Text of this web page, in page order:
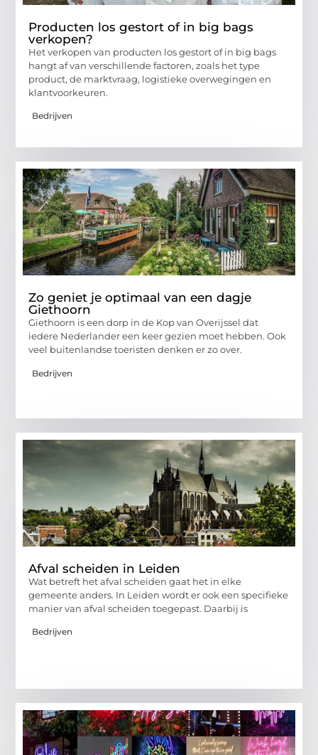
Producten los gestort of in big bags
verkopen?
Het verkopen van producten los gestort of in big bags
hangt af van verschillende factoren, zoals het type
product, de marktvraag, logistieke overwegingen en
klantvoorkeuren.
Bedrijven
Zo geniet je optimaal van een dagje
Giethoorn
Giethoorn is een dorp in de Kop van Overijssel dat
iedere Nederlander een keer gezien moet hebben. Ook
veel buitenlandse toeristen denken er zo over.
Bedrijven
Afval scheiden in Leiden
Wat betreft het afval scheiden gaat het in elke
gemeente anders. In Leiden wordt er ook een specifieke
manier van afval scheiden toegepast. Daarbij is
Bedrijven